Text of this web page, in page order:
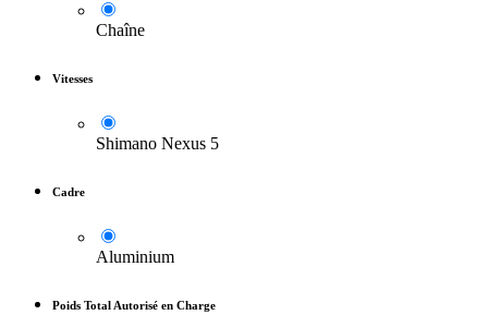
Le Quick Haul P5i est un vélo-cargo électrique abordable pour le
transport de passagers, chien et bagages. Motorisation Bosch fiable
2.726,45